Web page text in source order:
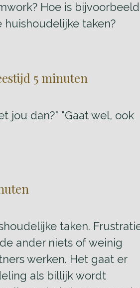
Hoe is bijvoorbeeld
taken?
5 minuten
jou dan?" "Gaat wel, ook
taken.
ander niets of weinig
werken. Het gaat er
als billijk wordt